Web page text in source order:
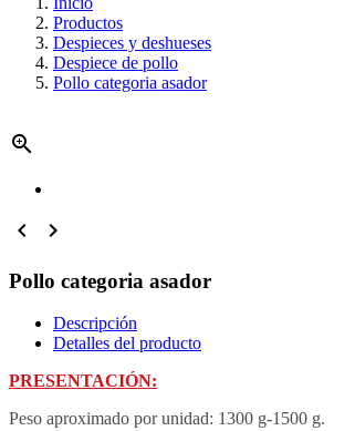
Productos
Despieces y deshueses
Despiece de pollo
Pollo categoria asador

 
Pollo categoria asador
Descripción
Detalles del producto
PRESENTACIÓN:
Peso aproximado por unidad: 1300 g-1500 g.